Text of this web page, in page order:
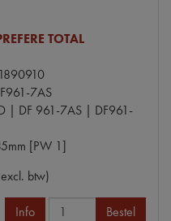
TOTAL
1890910
7AS
| DF 961-7AS | DF961-
[PW 1]
btw)
Info Bestel